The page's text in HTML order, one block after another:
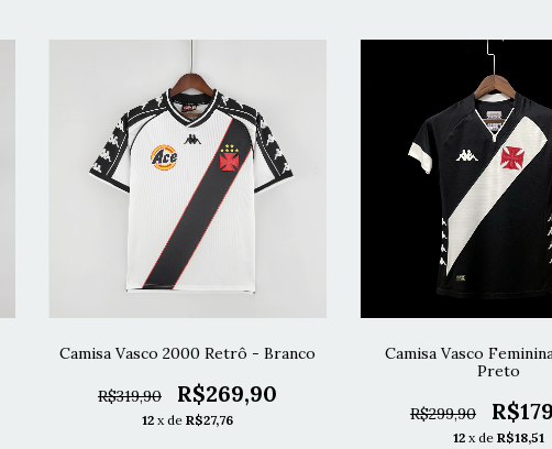
Camisa Vasco 2000 Retrô - Branco
R$319,90 R$269,90
12 x de R$27,76
Camisa Vasco
Preto
R$299,90
12 x de R$18,51